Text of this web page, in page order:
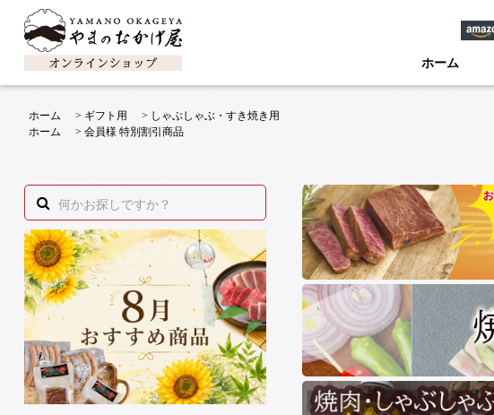
ホーム
ホーム > ギフト用 > しゃぶしゃぶ・すき焼き用
ホーム
> 会員様 特別割引商品